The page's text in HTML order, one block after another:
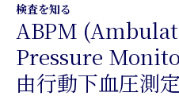
検査を知る
ABPM
Pressure
由行動下血圧測